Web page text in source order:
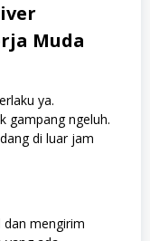
Muda
ya.
gampang ngeluh.
di luar jam
dan mengirim